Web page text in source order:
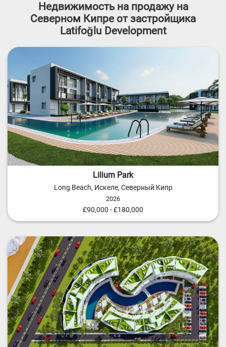
Недвижимость на продажу на
Северном Кипре от застройщика
Latifoğlu Development
Lilium Park
Long Beach, Искеле, Северный Кипр
2026
£90,000 - £180,000